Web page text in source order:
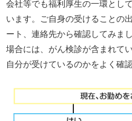
会社等でも福利厚生の一環とし
います。ご自身の受けることの
ート、連絡先から確認してみま
場合には、がん検診が含まれて
自分が受けているのかをよく確